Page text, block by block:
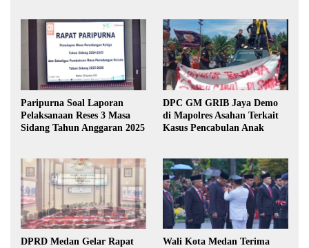
Paripurna Soal Laporan
Pelaksanaan Reses 3 Masa
Sidang Tahun Anggaran 2025
DPC GM GRIB Jaya Demo
di Mapolres Asahan Terkait
Kasus Pencabulan Anak
DPRD Medan Gelar Rapat
Wali Kota Medan Terima